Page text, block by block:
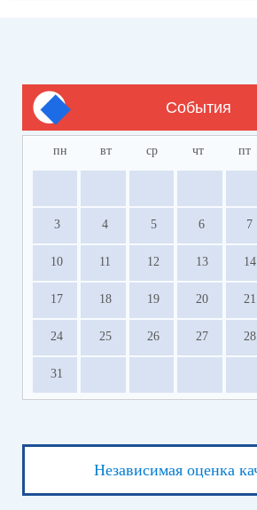
События
пн вт ср чт пт
3 4 5 6 7
10 11 12 13 14
17 18 19 20 21
24 25 26 27 28
31
Независимая оценка